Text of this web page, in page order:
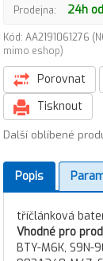
Prodejna: 24h
Kód: AA2191061276
mimo eshop)
Porovnat
Tisknout
Další oblíbené
Popis
tříčlánková
Vhodné pro
BTY-M6K, S9N-